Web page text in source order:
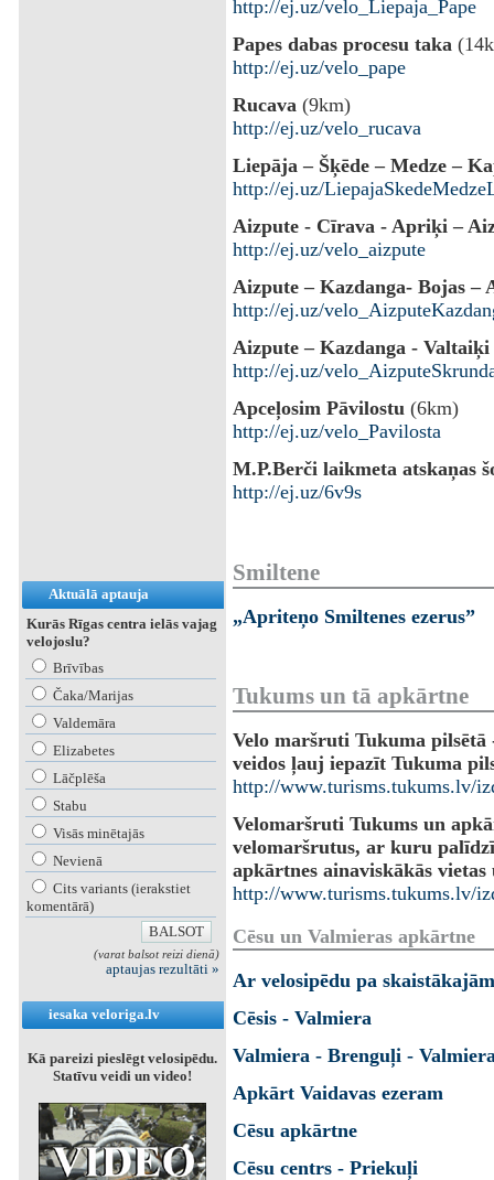
Aktuālā aptauja
Kurās Rīgas centra ielās vajag
velojoslu?
Brīvības
Čaka/Marijas
Valdemāra
Elizabetes
Lāčplēša
Stabu
Visās minētajās
Nevienā
Cits variants (ierakstiet
komentārā)
(varat balsot reizi dienā)
aptaujas rezultāti »
iesaka veloriga.lv
Kā pareizi pieslēgt velosipēdu.
Statīvu veidi un video!
http://ej.uz/velo_Liepaja_Pape
Papes dabas procesu taka
http://ej.uz/velo_pape
Rucava(9km)
http://ej.uz/velo_rucava
Liepāja – Šķēde – Medze –
http://ej.uz/
Aizpute - Cīrava - Apriķi –
http://ej.uz/velo_aizpute
Aizpute – Kazdanga- Bojas –
http://ej.uz/
Aizpute – Kazdanga -
http://ej.uz/
Apceļosim Pāvilostu(6km)
http://ej.uz/velo_Pavilosta
M.P.Berči laikmeta atskaņas
http://ej.uz/6v9s
Smiltene
„Apriteņo Smiltenes ezerus”
Tukums un tā apkārtne
Velo maršruti Tukuma
veidos ļauj iepazīt Tukuma
http://www.turisms.tukums.lv/
Velomaršruti Tukums un
velomaršrutus, ar kuru
apkārtnes ainaviskākās vietas
http://www.turisms.tukums.lv/
Cēsu un Valmieras apkārtne
Ar velosipēdu pa
Cēsis - Valmiera
Valmiera - Brenguļi -
Apkārt Vaidavas ezeram
Cēsu apkārtne
Cēsu centrs - Priekuļi